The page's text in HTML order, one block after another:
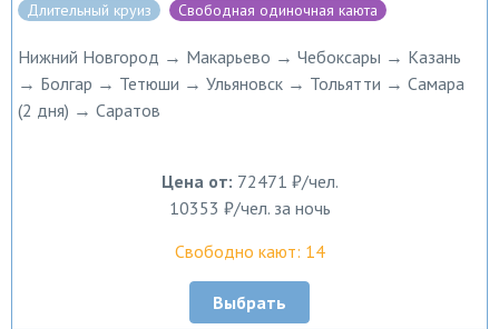
Длительный круиз Свободная одиночная каюта
Нижний Новгород → Макарьево → Чебоксары → Казань
→ Болгар → Тетюши → Ульяновск → Тольятти → Самара
(2 дня) → Саратов
Цена от: 72471 ₽/чел.
10353 ₽/чел. за ночь
Свободно кают: 14
Выбрать